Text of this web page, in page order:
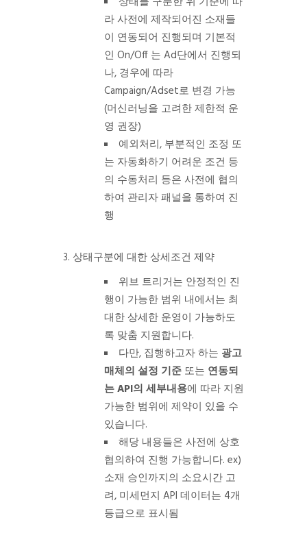
라 사전에 제작되어진 소재들
이 연동되어 진행되며 기본적
인 On/Off 는 Ad단에서 진행되
나, 경우에 따라
Campaign/Adset로 변경 가능
(머신러닝을 고려한 제한적 운
영 권장)
예외처리, 부분적인 조정 또
는 자동화하기 어려운 조건 등
의 수동처리 등은 사전에 협의
하여 관리자 패널을 통하여 진
행
3. 상태구분에 대한 상세조건 제약
위브 트리거는 안정적인 진
행이 가능한 범위 내에서는 최
대한 상세한 운영이 가능하도
록 맞춤 지원합니다.
다만, 집행하고자 하는 광고
매체의 설정 기준또는 연동되
는API의 세부내용에 따라 지원
가능한 범위에 제약이 있을 수
있습니다.
해당 내용들은 사전에 상호
협의하여 진행 가능합니다. ex)
소재 승인까지의 소요시간 고
려, 미세먼지 API 데이터는 4개
등급으로 표시됨